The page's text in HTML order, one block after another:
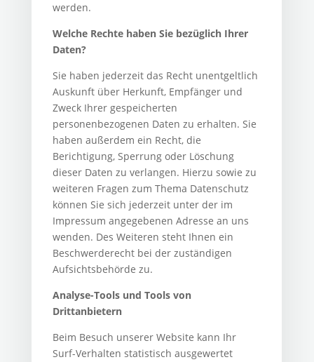
werden.
Welche Rechte haben Sie bezüglich Ihrer
Daten?
Sie haben jederzeit das Recht unentgeltlich
Auskunft über Herkunft, Empfänger und
Zweck Ihrer gespeicherten
personenbezogenen Daten zu erhalten. Sie
haben außerdem ein Recht, die
Berichtigung, Sperrung oder Löschung
dieser Daten zu verlangen. Hierzu sowie zu
weiteren Fragen zum Thema Datenschutz
können Sie sich jederzeit unter der im
Impressum angegebenen Adresse an uns
wenden. Des Weiteren steht Ihnen ein
Beschwerderecht bei der zuständigen
Aufsichtsbehörde zu.
Analyse-Tools und Tools von
Drittanbietern
Beim Besuch unserer Website kann Ihr
Surf-Verhalten statistisch ausgewertet